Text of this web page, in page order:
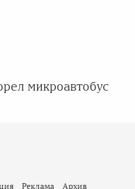
микроавтобус
Реклама Архив